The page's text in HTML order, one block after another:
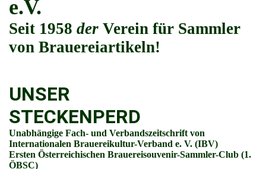
e.V.
Seit 1958 der Verein für Sammler
von Brauereiartikeln!
UNSER
STECKENPERD
Unabhängige Fach- und Verbandszeitschrift von
Internationalen Brauereikultur-Verband e. V. (IBV)
Ersten Österreichischen Brauereisouvenir-Sammler-Club (1.
ÖBSC)